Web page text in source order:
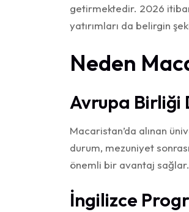
getirmektedir. 2026
yatırımları da belirgin
Neden
Avrupa Birliği
Macaristan’da alınan
durum, mezuniyet
önemli bir avantaj sağlar.
İngilizce